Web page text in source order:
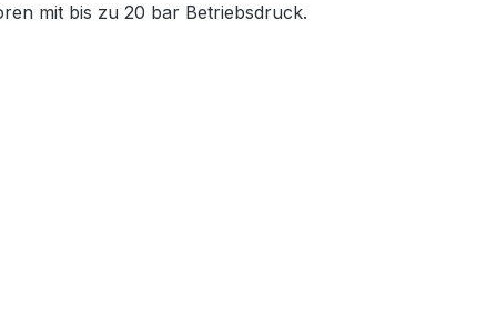
mit bis zu 20 bar Betriebsdruck.